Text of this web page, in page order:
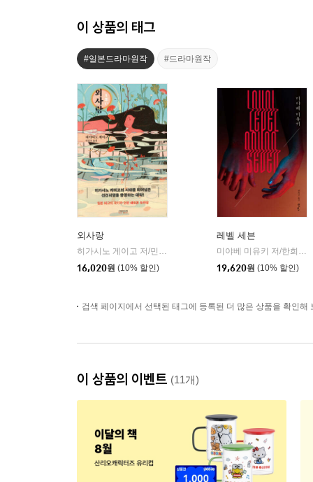
이 상품의 태그
#일본드라마원작 #드라마원작
외사랑
히가시노 게이고 저/민경욱 역
소미미디어
16,020원 (10% 할인)
레벨 세븐
미야베 미유키 저/한희선 역
19,620원 (10% 할인)
검색 페이지에서 선택된 태그에 등록된 더 많은 상품을 확인해
이 상품의 이벤트 (11개)